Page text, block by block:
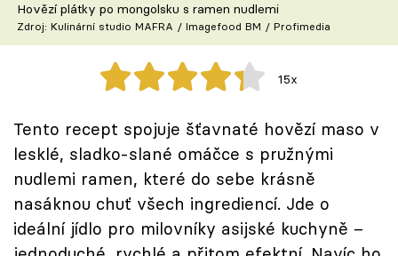
Těhotnej kuchař
Sledujte prima+
Přihlášení
Sledujte nás
Hovězí plátky po mongolsku s ramen nudlemi
Zdroj: Kulinární studio MAFRA / Imagefood BM / Profimedia
15x
Tento recept spojuje šťavnaté hovězí maso v
lesklé, sladko-slané omáčce s pružnými
nudlemi ramen, které do sebe krásně
nasáknou chuť všech ingrediencí. Jde o
ideální jídlo pro milovníky asijské kuchyně –